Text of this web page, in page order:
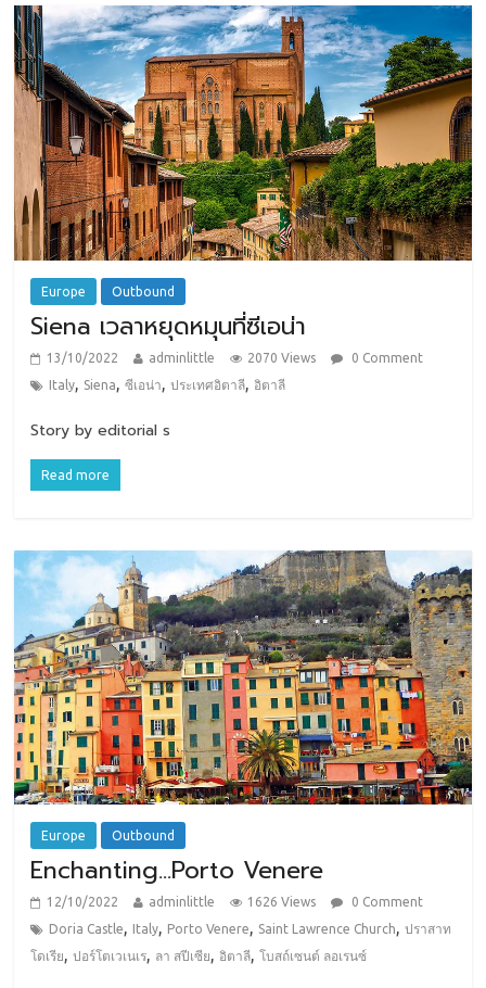
Europe Outbound
Siena เวลาหยุดหมุนที่ซีเอน่า
13/10/2022 adminlittle 2070 Views
0 Comment
Italy, Siena,ซีเอน่า,ประเทศอิตาลี,อิตาลี
Story by editorial s
Read more
Europe Outbound
Enchanting…Porto Venere
12/10/2022 adminlittle 1626 Views
0 Comment
Doria Castle, Italy, Porto Venere, Saint Lawrence Church,ปราสาท
โดเรีย,ปอร์โตเวเนเร, ลา สปีเซีย,อิตาลี,โบสถ์เซนต์ ลอเรนซ์